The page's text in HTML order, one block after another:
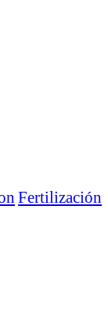
Fertilización